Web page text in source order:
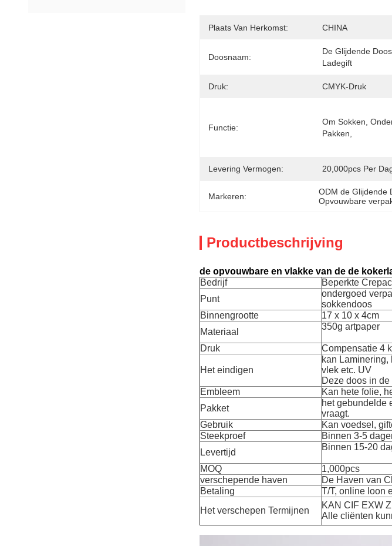
Plaats Van Herkomst: CHINA
Doosnaam:
De Glijdende
Ladegift
Druk: CMYK-Druk
Functie:
Om Sokken,
Pakken,
Levering Vermogen: 20,000pcs Per
Markeren: ODM de Glijdende
Opvouwbare
Productbeschrijving
de opvouwbare en vlakke van de de
Bedrijf
Beperkte
Punt
ondergoed
sokkendoos
Binnengrootte
17 x 10 x 4cm
Materiaal
350g artpaper
Druk Compensatie 4
Het eindigen
kan Laminering,
vlek etc. UV
Deze doos in
Embleem
Kan hete folie,
Pakket
het gebundelde
vraagt.
Gebruik
Kan voedsel,
Steekproef
Binnen 3-5
Levertijd
Binnen 15-20
MOQ
1,000pcs
verschepende haven
De Haven van
Betaling
T/T, online loon
Het verschepen Termijnen
KAN CIF EXW
Alle cliënten